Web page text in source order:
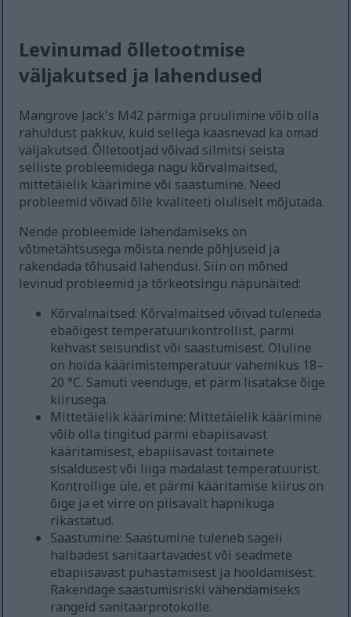
Levinumad õlletootmise
väljakutsed ja lahendused
Mangrove Jack's M42 pärmiga pruulimine võib olla
rahuldust pakkuv, kuid sellega kaasnevad ka omad
väljakutsed. Õlletootjad võivad silmitsi seista
selliste probleemidega nagu kõrvalmaitsed,
mittetäielik käärimine või saastumine. Need
probleemid võivad õlle kvaliteeti oluliselt mõjutada.
Nende probleemide lahendamiseks on
võtmetähtsusega mõista nende põhjuseid ja
rakendada tõhusaid lahendusi. Siin on mõned
levinud probleemid ja tõrkeotsingu näpunäited:
Kõrvalmaitsed: Kõrvalmaitsed võivad tuleneda
ebaõigest temperatuurikontrollist, pärmi
kehvast seisundist või saastumisest. Oluline
on hoida käärimistemperatuur vahemikus 18–
20 °C. Samuti veenduge, et pärm lisatakse õige
kiirusega.
Mittetäielik käärimine: Mittetäielik käärimine
võib olla tingitud pärmi ebapiisavast
kääritamisest, ebapiisavast toitainete
sisaldusest või liiga madalast temperatuurist.
Kontrollige üle, et pärmi kääritamise kiirus on
õige ja et virre on piisavalt hapnikuga
rikastatud.
Saastumine: Saastumine tuleneb sageli
halbadest sanitaartavadest või seadmete
ebapiisavast puhastamisest ja hooldamisest.
Rakendage saastumisriski vähendamiseks
rangeid sanitaarprotokolle.